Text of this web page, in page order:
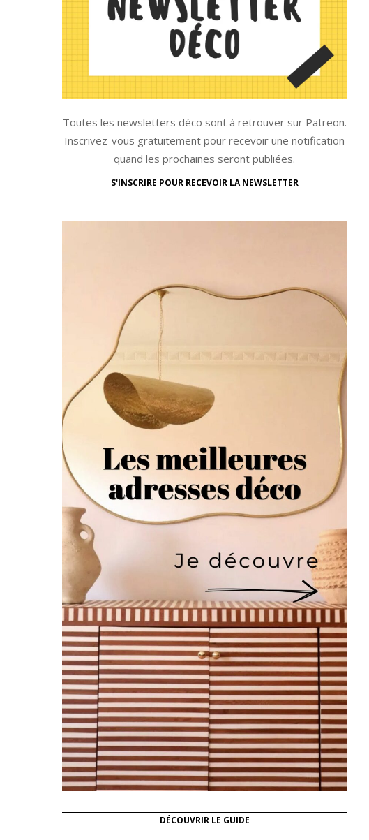
Toutes les newsletters déco sont à retrouver sur Patreon.
Inscrivez-vous gratuitement pour recevoir une notification
quand les prochaines seront publiées.
S'INSCRIRE POUR RECEVOIR LA NEWSLETTER
DÉCOUVRIR LE GUIDE